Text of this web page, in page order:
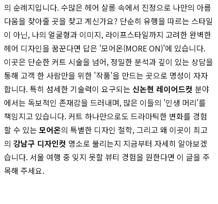
의 순례지입니다. 수많은 헤어 살롱 속에서 진정으로 나만의 아름
다움을 찾아줄 곳을 찾고 계신가요? 단순히 유행을 따르는 스타일
이 아닌, 나의 얼굴형과 이미지, 라이프스타일까지 고려한 완벽한
헤어 디자인을 꿈꾼다면 답은 '모어온(MORE ON)'에 있습니다.
이곳은 단순한 커트 시술을 넘어, 정밀한 분석과 깊이 있는 상담을
통해 고객 한 사람만을 위한 '작품'을 만드는 곳으로 명성이 자자
합니다. 특히 섬세한 기술력이 요구되는 신논현 레이어드컷 분야
에서는 독보적인 존재감을 드러내며, 많은 이들의 '인생 머리'를
책임지고 있습니다. 커트 하나만으로도 드라마틱한 변화를 경험
할 수 있는 모어온의 특별한 디자인 철학, 그리고 왜 이곳이 최고
의 강남구 디자인컷 명소로 불리는지 지금부터 자세히 알아보겠
습니다. 서울 여행 중 잊지 못할 뷰티 경험을 원한다면 이 글을 주
목해 주세요.